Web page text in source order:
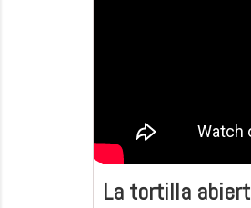
La tortilla